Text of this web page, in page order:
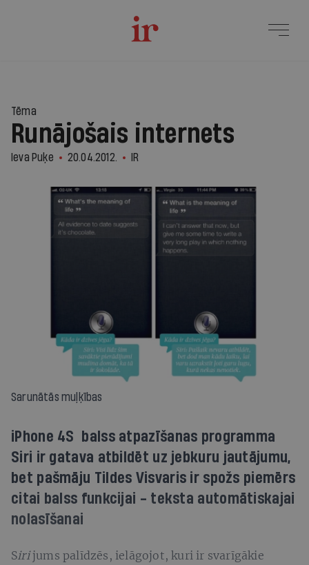
Tēma
Runājošais internets
Ieva Puķe 20.04.2012. IR
Sarunātās muļķības
iPhone 4S balss atpazīšanas programma
Siri ir gatava atbildēt uz jebkuru jautājumu,
bet pašmāju Tildes Visvaris ir spožs piemērs
citai balss funkcijai - teksta automātiskajai
nolasīšanai
Sirijums palīdzēs, ielāgojot, kuri ir svarīgākie